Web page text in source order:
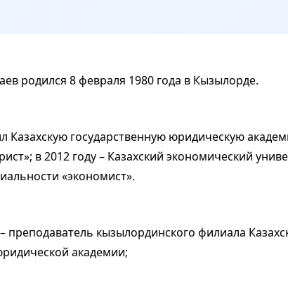
родился 8 февраля 1980 года в Кызылорде.
Казахскую государственную юридическую
в 2012 году – Казахский экономический
«экономист».
преподаватель кызылординского филиала
академии;